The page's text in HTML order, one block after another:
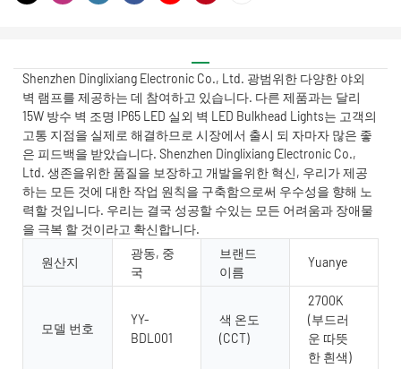
Shenzhen Dinglixiang Electronic Co., Ltd. 광범위한 다양한 야외
벽 램프를 제공하는 데 참여하고 있습니다. 다른 제품과는 달리
15W 방수 벽 조명 IP65 LED 실외 벽 LED Bulkhead Lights는 고객의
고통 지점을 실제로 해결하므로 시장에서 출시 되 자마자 많은 좋
은 피드백을 받았습니다. Shenzhen Dinglixiang Electronic Co.,
Ltd. 생존을위한 품질을 보장하고 개발을위한 혁신, 우리가 제공
하는 모든 것에 대한 작업 원칙을 구축함으로써 우수성을 향해 노
력할 것입니다. 우리는 결국 성공할 수있는 모든 어려움과 장애물
을 극복 할 것이라고 확신합니다.
원산지
광동, 중
국
브랜드
이름
Yuanye
모델 번호
YY-
BDL001
색 온도
(CCT)
2700K
(부드러
운 따뜻
한 흰색)